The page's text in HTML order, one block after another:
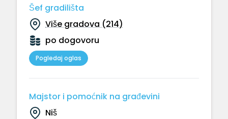
Šef gradilišta
Više gradova (214)
po dogovoru
Pogledaj oglas
Majstor i pomoćnik na građevini
Niš